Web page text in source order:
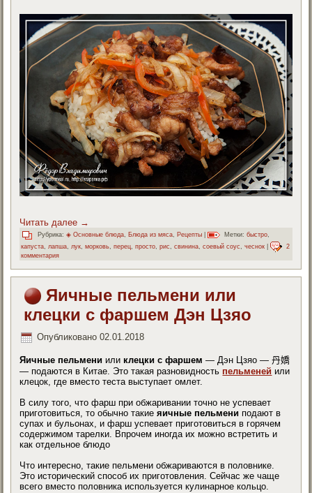
Читать далее →
Рубрика: ◈ Основные блюда, Блюда из мяса, Рецепты Метки: быстро,
капуста
лапша лук ,морковь ,перец ,просто ,рис ,свинина ,соевый соус ,чеснок |
2
комментария
Яичные пельмени или
клецки с фаршем Дэн Цзяо
Опубликовано 02.01.2018
Яичные пельмени или клецки с фаршем — Дэн Цзяо —丹嬌
— подаются в Китае. Это такая разновидность пельменей или
клецок, где вместо теста выступает омлет.
В силу того, что фарш при обжаривании точно не успевает
приготовиться, то обычно такиеяичные пельмени подают в
супах и бульонах, и фарш успевает приготовиться в горячем
содержимом тарелки. Впрочем иногда их можно встретить и
как отдельное блюдо
Что интересно, такие пельмени обжариваются в половнике.
Это исторический способ их приготовления. Сейчас же чаще
всего вместо половника используется кулинарное кольцо.